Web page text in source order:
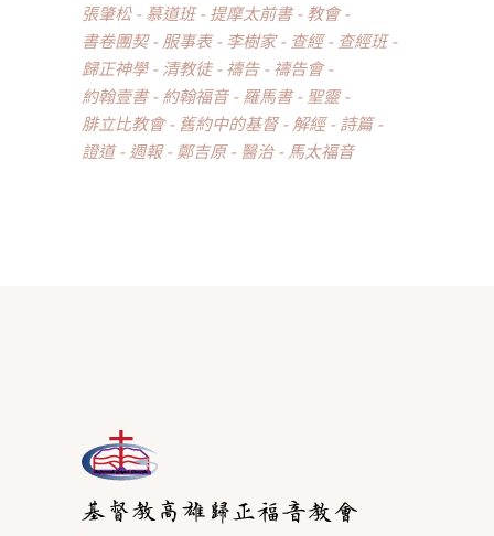
張肇松
慕道班 提摩太前書
教會
書卷團契
服事表 李樹家 查經
查經班
歸正神學
清教徒 禱告
禱告會
約翰壹書
約翰福音 羅馬書
聖靈
腓立比教會
舊約中的基督 解經
詩篇
證道
週報 鄭吉原 醫治 馬太福音